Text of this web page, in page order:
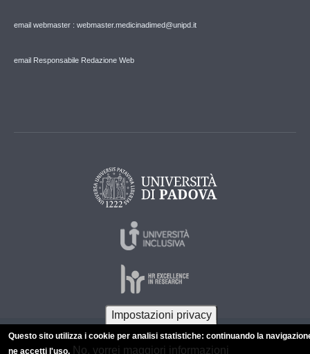
email webmaster : webmaster.medicinadimed@unipd.it
email Responsabile Redazione Web
© 2026 Università di Padova - Tutti i diritti riservati
Impostazioni privacy
Questo sito utilizza i cookie per analisi statistiche: continuando la
ne accetti l'uso. No, vorrei maggiori informazioni